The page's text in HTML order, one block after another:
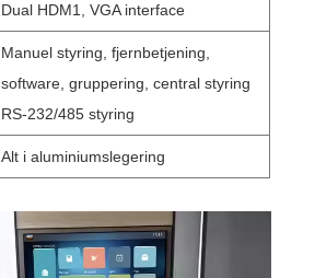
Dual HDM1, VGA interface
Manuel styring, fjernbetjening,
software, gruppering, central styring
RS-232/485 styring
Alt i aluminiumslegering